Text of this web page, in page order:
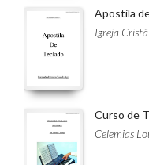
Apostila
Igreja
Curso de
Celemias